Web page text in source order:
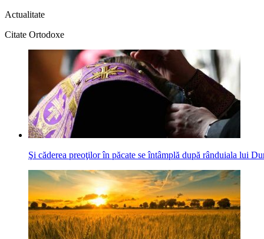
Actualitate
Citate Ortodoxe
Şi căderea preoţilor în păcate se întâmplă după rânduiala lui